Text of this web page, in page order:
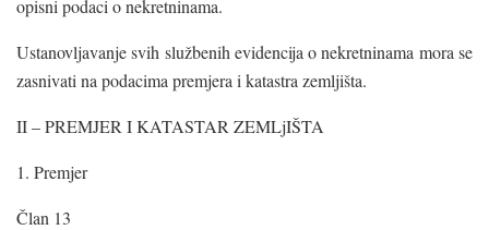
opisni podaci o nekretninama.
Ustanovljavanje svih službenih evidencija o nekretninama mora se
zasnivati na podacima premjera i katastra zemljišta.
II – PREMJER I KATASTAR ZEMLjIŠTA
1. Premjer
Član 13